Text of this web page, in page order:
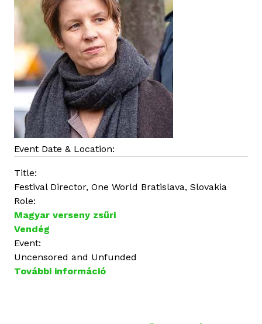
a
l
k
a
p
c
s
o
l
a
t
a
Event Date & Location:
Title:
Festival Director, One World Bratislava, Slovakia
Role:
Magyar verseny zsűri
Vendég
Event:
Uncensored and Unfunded
További információ